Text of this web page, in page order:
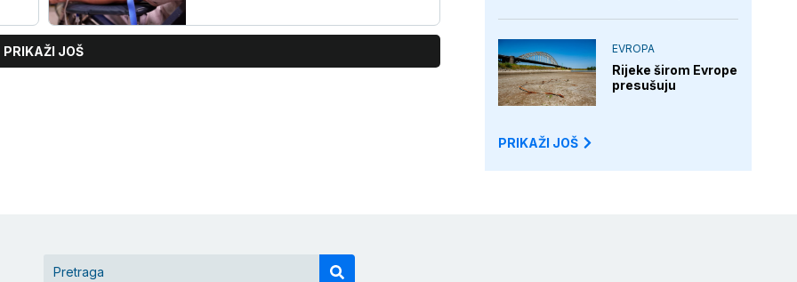
PRIKAŽI JOŠ EVROPA
Rijeke širom Evrope
presušuju
PRIKAŽI JOŠ